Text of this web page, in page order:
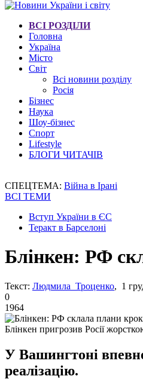
ВСІ РОЗДІЛИ
Головна
Україна
Місто
Світ
Всі новини розділу
Росія
Бізнес
Наука
Шоу-бізнес
Спорт
Lifestyle
БЛОГИ ЧИТАЧІВ
СПЕЦТЕМА: Війна в Ірані
ВСІ ТЕМИ
Вступ України в ЄС
Теракт в Барселоні
Блінкен: РФ
Текст: Людмила Троценко, 1
0
1964
Блінкен пригрозив Росії
У Вашингтоні
реалізацію.